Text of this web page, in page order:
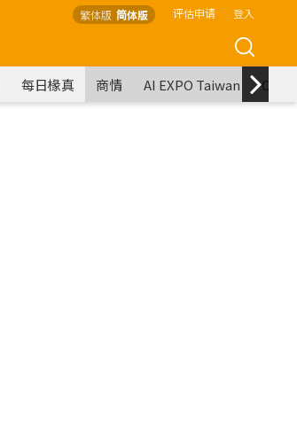
繁体版 简体版 评估申请 登入
每日椽真 商情 AI EXPO Taiwan